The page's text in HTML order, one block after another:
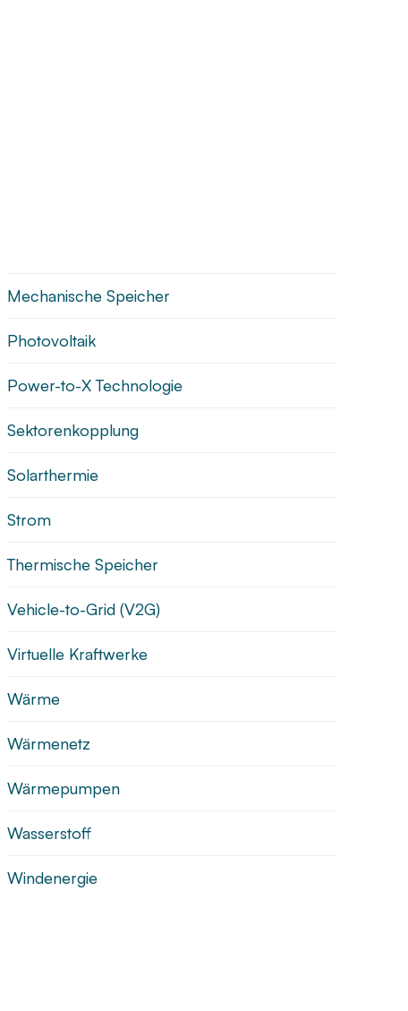
Mechanische Speicher
Photovoltaik
Power-to-X Technologie
Sektorenkopplung
Solarthermie
Strom
Thermische Speicher
Vehicle-to-Grid (V2G)
Virtuelle Kraftwerke
Wärme
Wärmenetz
Wärmepumpen
Wasserstoff
Windenergie